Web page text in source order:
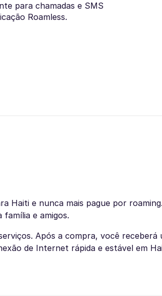
para chamadas e SMS
Roamless.
Haiti e nunca mais pague por
e amigos.
Após a compra, você
de Internet rápida e estável em